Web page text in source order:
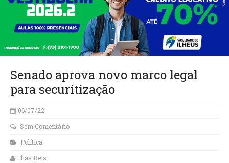
Senado aprova novo marco legal
para securitização
06/07/22
Sem Comentário
Política
Elias Reis